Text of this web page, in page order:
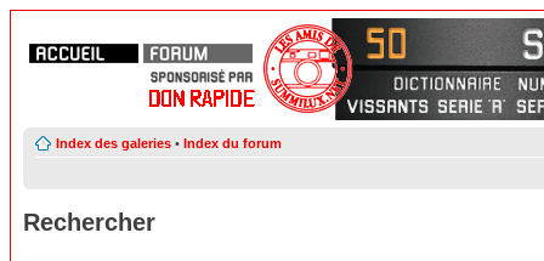
Index des galeries • Index du forum
Rechercher